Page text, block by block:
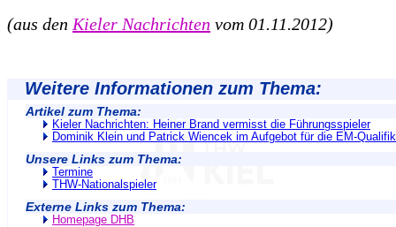
(aus den Kieler Nachrichten vom 01.11.2012)
Weitere Informationen zum Thema:
Artikel zum Thema:
Kieler Nachrichten: Heiner Brand vermisst die Führungsspieler
Dominik Klein und Patrick Wiencek im Aufgebot für die EM-
Unsere Links zum Thema:
Termine
THW-Nationalspieler
Externe Links zum Thema:
Homepage DHB